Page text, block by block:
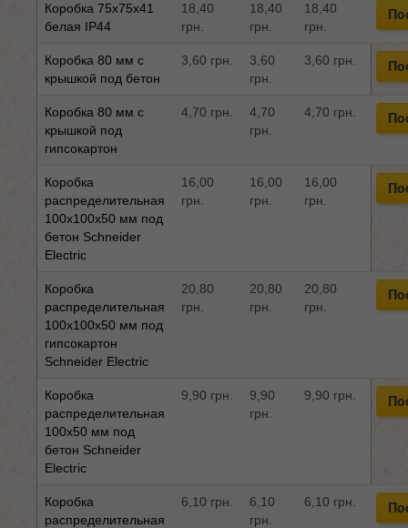
Коробка 75x75x41
белая IP44
18,40
грн.
18,40
грн.
18,40
грн.
Коробка 80 мм с
крышкой под бетон
3,60 грн.
3,60
грн.
3,60 грн.
Коробка 80 мм с
крышкой под
гипсокартон
4,70 грн.
4,70
грн.
4,70 грн.
Коробка
распределительная
100x100x50 мм под
бетон Schneider
Electric
16,00
грн.
16,00
грн.
16,00
грн.
Коробка
распределительная
100x100x50 мм под
гипсокартон
Schneider Electric
20,80
грн.
20,80
грн.
20,80
грн.
Коробка
распределительная
100x50 мм под
бетон Schneider
Electric
9,90 грн.
9,90
грн.
9,90 грн.
Коробка
распределительная
6,10 грн.
6,10
грн.
6,10 грн.